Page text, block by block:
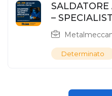
–
Determinato